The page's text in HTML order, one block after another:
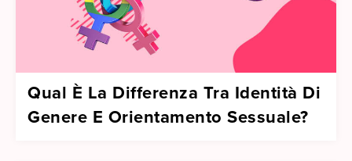
Qual È La Differenza Tra Identità Di
Genere E Orientamento Sessuale?